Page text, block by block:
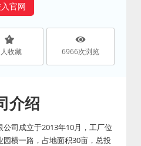
官网
人收藏 6966次浏览
介绍
司成立于2013年10月，工厂位
横一路，占地面积30亩，总投